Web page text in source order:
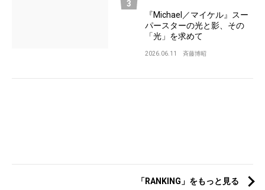
『Michael／マイケル』スー
パースターの光と影、その
「光」を求めて
2026.06.11 斉藤博昭
「RANKING」をもっと見る